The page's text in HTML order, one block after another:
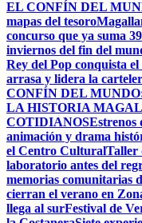
EL CONFÍN DEL
mapas del tesoro
concurso que ya suma
inviernos del fin del
Rey del Pop conquista
arrasa y lidera la
CONFÍN DEL
LA HISTORIA
COTIDIANOSEstrenos
animación y drama
el Centro CulturalTaller
laboratorio antes del
memorias comunitarias
cierran el verano en
llega al surFestival de